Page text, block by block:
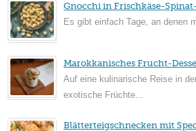
Gnocchi in Frischkäse-
Es gibt einfach Tage, an denen
Marokkanisches Frucht-
Auf eine kulinarische Reise in
exotische Früchte...
Blätterteigschnecken mit